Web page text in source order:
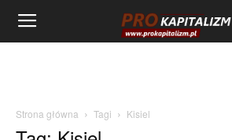
Strona główna Tagi Kisiel